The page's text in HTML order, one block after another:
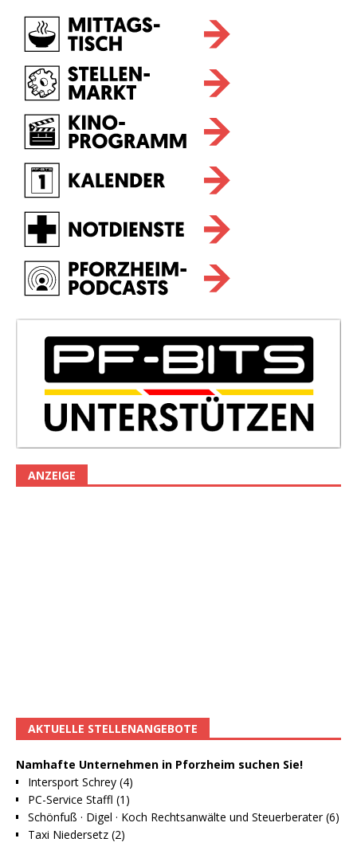
ANZEIGE
AKTUELLE STELLENANGEBOTE
Namhafte Unternehmen in Pforzheim suchen Sie!
Intersport Schrey (4)
PC-Service Staffl (1)
Schönfuß · Digel · Koch Rechtsanwälte und Steuerberater (6)
Taxi Niedersetz (2)